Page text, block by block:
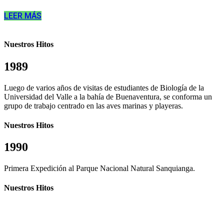
LEER MÁS
Nuestros Hitos
1989
Luego de varios años de visitas de estudiantes de Biología de la
Universidad del Valle a la bahía de Buenaventura, se conforma un
grupo de trabajo centrado en las aves marinas y playeras.
Nuestros Hitos
1990
Primera Expedición al Parque Nacional Natural Sanquianga.
Nuestros Hitos